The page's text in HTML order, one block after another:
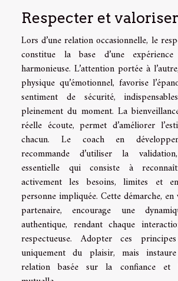
Respecter et
Lors d’une relation occasionnelle, le
constitue la base d’une
harmonieuse. L’attention portée à
physique qu’émotionnel, favorise
sentiment de sécurité,
pleinement du moment. La
réelle écoute, permet d’améliorer
chacun. Le coach en
recommande d’utiliser la
essentielle qui consiste à
activement les besoins, limites et
personne impliquée. Cette démarche,
partenaire, encourage une
authentique, rendant chaque
respectueuse. Adopter ces
uniquement du plaisir, mais
relation basée sur la confiance et